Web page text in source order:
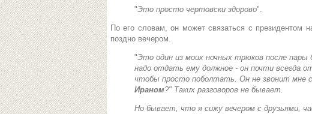
"Это просто чертовски здорово".
По его словам, он может связаться с президентом
поздно вечером.
"Это один из моих ночных трюков после пары
надо отдать ему должное - он почти всегда
чтобы просто поболтать. Он не звонит мне
Ираном?" Таких разговоров не бывает.
Но бывает, что я сижу вечером с друзьями,